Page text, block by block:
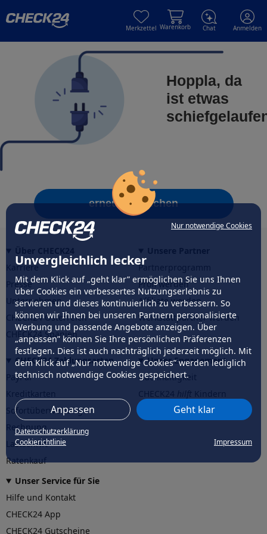
Nur notwendige Cookies
Unvergleichlich lecker
Mit dem Klick auf „geht klar” ermöglichen Sie uns Ihnen
über Cookies ein verbessertes Nutzungserlebnis zu
servieren und dieses kontinuierlich zu verbessern. So
können wir Ihnen bei unseren Partnern personalisierte
Werbung und passende Angebote anzeigen. Über
„anpassen” können Sie Ihre persönlichen Präferenzen
festlegen. Dies ist auch nachträglich jederzeit möglich. Mit
dem Klick auf „Nur notwendige Cookies” werden lediglich
technisch notwendige Cookies gespeichert.
Anpassen Geht klar
Datenschutzerklärung
Cookierichtlinie
Impressum
Merkzettel Warenkorb Chat Anmelden
Hoppla, da
ist etwas
erneut versuchen
Karriere
Presse
Unternehmen
CHECK24 Österreich
CHECK24 Spanien
Partnerprogramm
Profi werden
Affiliate werden
Werkstattpartner werden
CHECK24 Zahlungsarten
PayPal
Sofortüberweisung
Rechnung
Lastschrift
Ratenkauf
Unser Engagement
Nachhaltigkeit
CHECK24hilftder Natur
Unser Service für Sie
Hilfe und Kontakt
CHECK24 App
CHECK24 Gutscheine